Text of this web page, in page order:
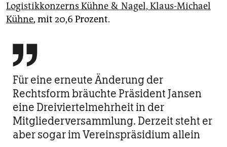
Logistikkonzerns Kühne & Nagel, Klaus-Michael
Kühne, mit 20,6 Prozent.

Für eine erneute Änderung der
Rechtsform bräuchte Präsident Jansen
eine Dreiviertelmehrheit in der
Mitgliederversammlung. Derzeit steht er
aber sogar im Vereinspräsidium allein